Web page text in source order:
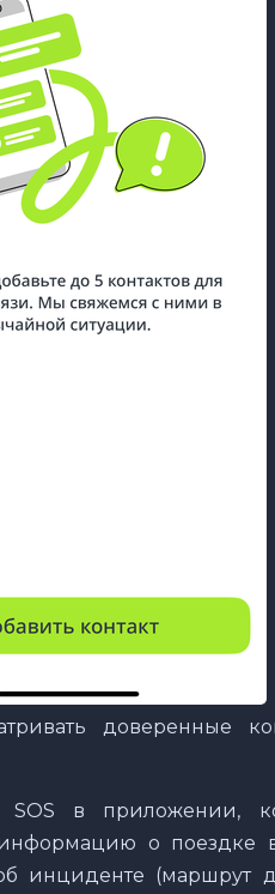
доверенные
в приложении,
о поездке
инциденте (маршрут